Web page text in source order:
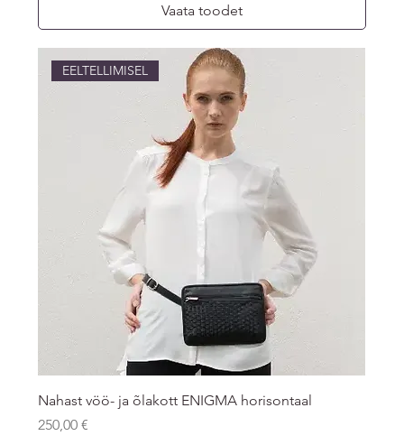
Vaata toodet
EELTELLIMISEL
Nahast vöö- ja õlakott ENIGMA horisontaal
Price
250,00 €